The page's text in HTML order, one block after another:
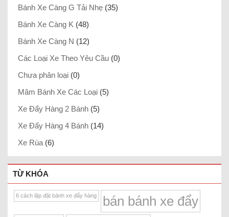
Bánh Xe Càng G Tải Nhẹ (35)
Bánh Xe Càng K (48)
Bánh Xe Càng N (12)
Các Loại Xe Theo Yêu Cầu (0)
Chưa phân loại (0)
Mâm Bánh Xe Các Loại (5)
Xe Đẩy Hàng 2 Bánh (5)
Xe Đẩy Hàng 4 Bánh (14)
Xe Rùa (6)
TỪ KHÓA
6 cách lặp đặt bánh xe đẩy hàng bán bánh xe đẩy